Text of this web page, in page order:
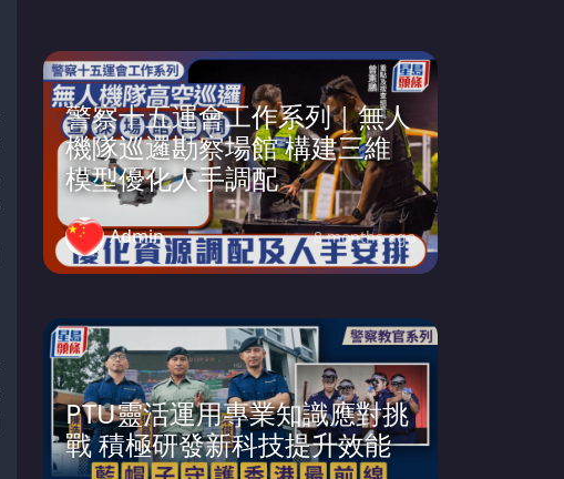
警察十五運會工作系列｜無人
機隊巡邏勘察場館 構建三維
模型優化人手調配
Admin 8 months ago
PTU靈活運用專業知識應對挑
戰 積極研發新科技提升效能